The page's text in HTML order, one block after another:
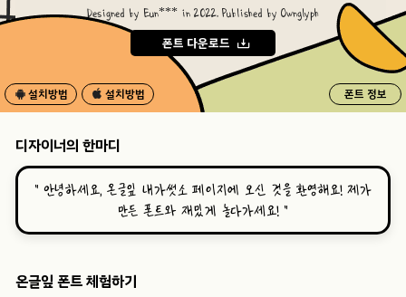
Designed by Eun*** in 2022. Published by Ownglyph
폰트 다운로드
설치방법 설치방법 폰트 정보
디자이너의 한마디
“ 안녕하세요, 온글잎 내가썻소 페이지에 오신 것을 환영해요! 제가
만든 폰트와 재밌게 놀다가세요! ”
온글잎 폰트 체험하기